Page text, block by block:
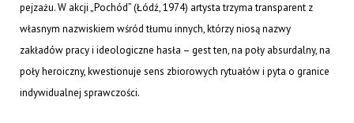
pejzażu. W akcji „Pochód” (Łódź, 1974) artysta trzyma transparent z
własnym nazwiskiem wśród tłumu innych, którzy niosą nazwy
zakładów pracy i ideologiczne hasła – gest ten, na poły absurdalny, na
poły heroiczny, kwestionuje sens zbiorowych rytuałów i pyta o granice
indywidualnej sprawczości.